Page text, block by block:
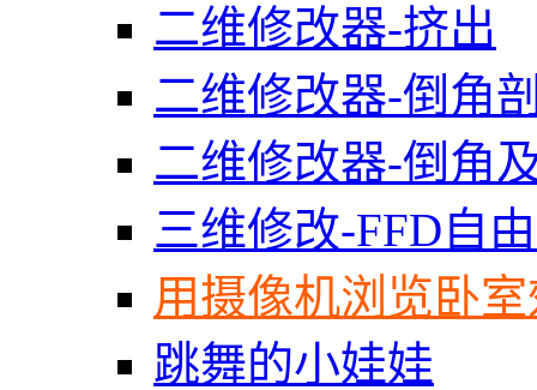
二维修改器-挤出
二维修改器-倒角
二维修改器-倒角
三维修改-FFD自
用摄像机浏览卧
跳舞的小娃娃